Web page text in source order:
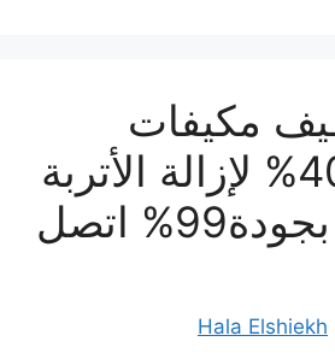
مكيفات
بالخرج بـ40% لإزالة الأتربة
والجراثيم بجودة99% اتصل
Hala Elshiekh